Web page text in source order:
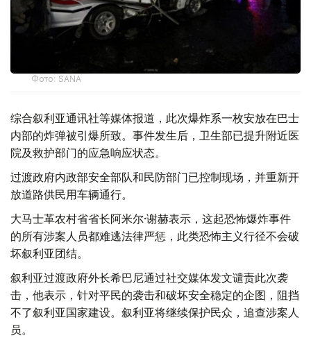
Фото: SANA
综合叙利亚通讯社等媒体报道，此次爆炸系一枚安放在巴士
内部的炸弹被引爆所致。事件发生后，卫生部已提升附近医
院及救护部门的应急响应状态。
过渡政府内政部安全部队和民防部门已控制现场，并重新开
放道路供民用车辆通行。
大马士革农村省省长阿米尔·谢赫表示，这起恐怖爆炸事件
的所有涉案人员都难逃法律严惩，此类恐怖主义行径不会破
坏叙利亚团结。
叙利亚过渡政府外长希巴尼通过社交媒体发文谴责此次袭
击，他表示，针对平民的袭击和破坏安全稳定的企图，阻挡
不了叙利亚国家建设。叙利亚将继续保护民众，追查涉案人
员。